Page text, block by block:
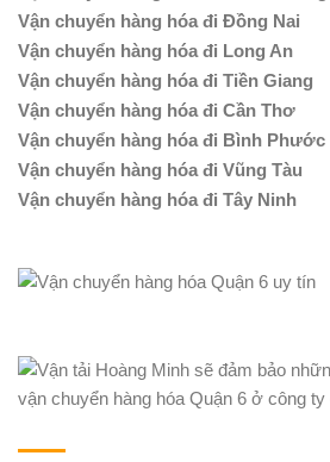
Vận chuyển hàng hóa đi Đồng Nai
Vận chuyển hàng hóa đi Long An
Vận chuyển hàng hóa đi Tiền Giang
Vận chuyển hàng hóa đi Cần Thơ
Vận chuyển hàng hóa đi Bình Phước
Vận chuyển hàng hóa đi Vũng Tàu
Vận chuyển hàng hóa đi Tây Ninh